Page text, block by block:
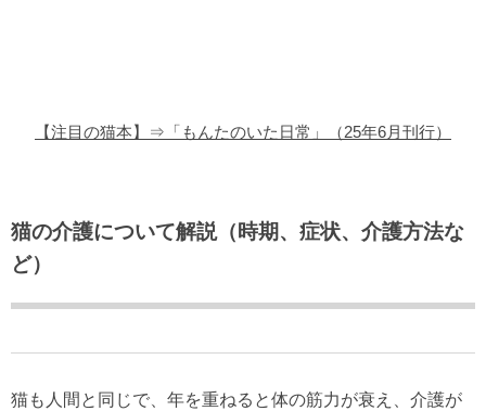
【注目の猫本】⇒「もんたのいた日常」（25年6月刊行）
猫の介護について解説（時期、症状、介護方法な
ど）
猫も人間と同じで、年を重ねると体の筋力が衰え、介護が
猫のゲーム・アプリ
猫のフリー写真素材